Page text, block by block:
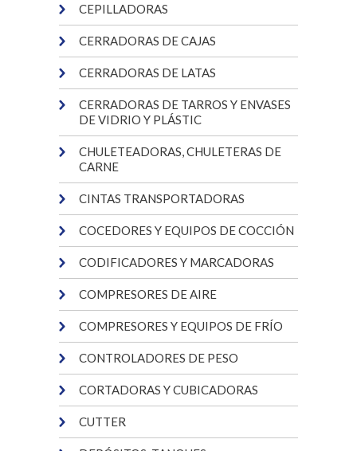
CEPILLADORAS
CERRADORAS DE CAJAS
CERRADORAS DE LATAS
CERRADORAS DE TARROS Y ENVASES
DE VIDRIO Y PLÁSTIC
CHULETEADORAS, CHULETERAS DE
CARNE
CINTAS TRANSPORTADORAS
COCEDORES Y EQUIPOS DE COCCIÓN
CODIFICADORES Y MARCADORAS
COMPRESORES DE AIRE
COMPRESORES Y EQUIPOS DE FRÍO
CONTROLADORES DE PESO
CORTADORAS Y CUBICADORAS
CUTTER